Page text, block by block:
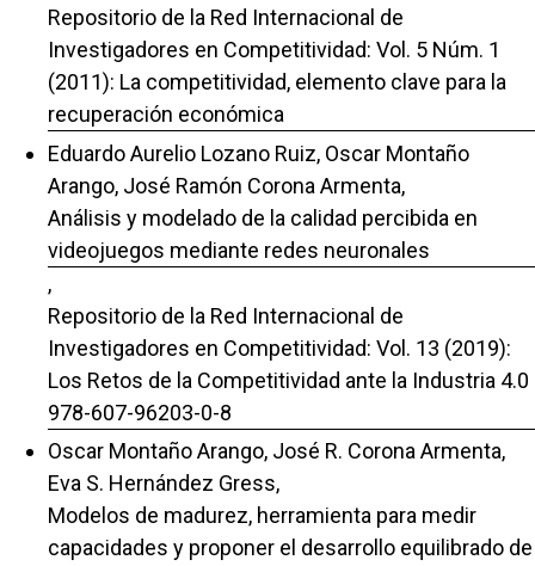
Repositorio de la Red Internacional de
Investigadores en Competitividad: Vol. 5 Núm. 1
(2011): La competitividad, elemento clave para la
recuperación económica
Eduardo Aurelio Lozano Ruiz, Oscar Montaño
Arango, José Ramón Corona Armenta,
Análisis y modelado de la calidad percibida en
videojuegos mediante redes neuronales
,
Repositorio de la Red Internacional de
Investigadores en Competitividad: Vol. 13 (2019):
Los Retos de la Competitividad ante la Industria 4.0
978-607-96203-0-8
Oscar Montaño Arango, José R. Corona Armenta,
Eva S. Hernández Gress,
Modelos de madurez, herramienta para medir
capacidades y proponer el desarrollo equilibrado de